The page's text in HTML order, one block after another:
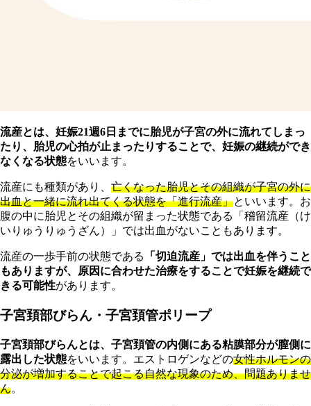
流産とは、妊娠21週6日までに胎児が子宮の外に流れてしまっ
たり、胎児の心拍が止まったりすることで、妊娠の継続ができ
なくなる状態をいいます。
流産にも種類があり、 亡くなった胎児とその組織が子宮の外に
出血と一緒に流れ出てくる状態を「進行流産」といいます。お
腹の中に胎児とその組織が留まった状態である「稽留流産（け
いりゅうりゅうざん）」では出血がないこともあります。
流産の一歩手前の状態である
「切迫流産」では出血を伴うこと
もありますが、原因に合わせた治療をすることで妊娠を継続で
きる可能性があります。
子宮頚部びらん・子宮頚管ポリープ
子宮頚部びらんとは、子宮頚管の内側にある粘膜部分が膣側に
露出した状態をいいます。エストロゲンなどの女性ホルモンの
分泌が増加することで起こる自然な現象のため、問題ありませ
ん。